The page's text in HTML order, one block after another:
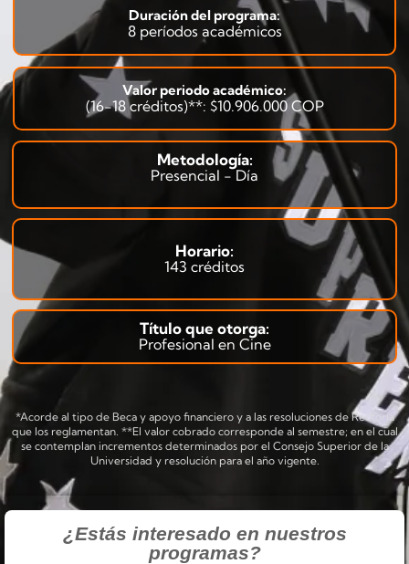
Duración del programa:
8 períodos académicos
Valor periodo académico:
(16-18 créditos)**: $10.906.000 COP
Metodología:
Presencial - Día
Horario:
143 créditos
Título que otorga:
Profesional en Cine
*Acorde al tipo de Beca y apoyo financiero y a las resoluciones de Rectoría
que los reglamentan. **El valor cobrado corresponde al semestre; en el cual
se contemplan incrementos determinados por el Consejo Superior de la
Universidad y resolución para el año vigente.
¿Estás interesado en nuestros
programas?